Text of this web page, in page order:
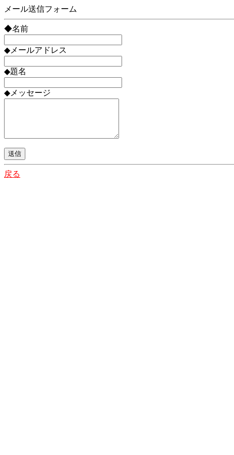
メール送信フォーム
◆名前
◆メールアドレス
◆題名
◆メッセージ
戻る